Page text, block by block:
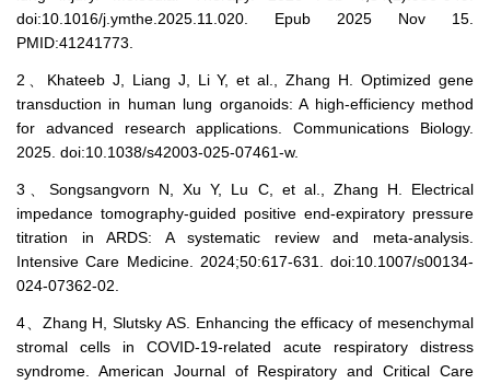
doi:10.1016/j.ymthe.2025.11.020. Epub 2025 Nov 15.
PMID:41241773.
2、Khateeb J, Liang J, Li Y, et al., Zhang H. Optimized gene
transduction in human lung organoids: A high-efficiency method
for advanced research applications. Communications Biology.
2025. doi:10.1038/s42003-025-07461-w.
3、Songsangvorn N, Xu Y, Lu C, et al., Zhang H. Electrical
impedance tomography-guided positive end-expiratory pressure
titration in ARDS: A systematic review and meta-analysis.
Intensive Care Medicine. 2024;50:617-631. doi:10.1007/s00134-
024-07362-02.
4、Zhang H, Slutsky AS. Enhancing the efficacy of mesenchymal
stromal cells in COVID-19-related acute respiratory distress
syndrome. American Journal of Respiratory and Critical Care